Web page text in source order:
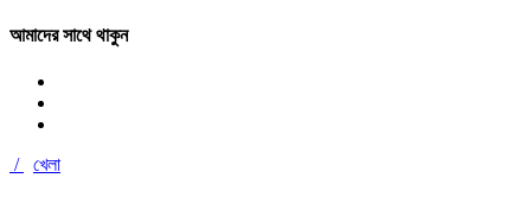
আমাদের সাথে থাকুন
/ খেলা